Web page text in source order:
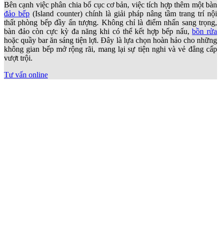
Bên cạnh việc phân chia bố cục cơ bản, việc tích hợp thêm một bàn
đảo bếp (Island counter) chính là giải pháp nâng tầm trang trí nội
thất phòng bếp đầy ấn tượng. Không chỉ là điểm nhấn sang trọng,
bàn đảo còn cực kỳ đa năng khi có thể kết hợp bếp nấu,bồn rửa
hoặc quầy bar ăn sáng tiện lợi. Đây là lựa chọn hoàn hảo cho những
không gian bếp mở rộng rãi, mang lại sự tiện nghi và vẻ đẳng cấp
vượt trội.
Tư vấn online